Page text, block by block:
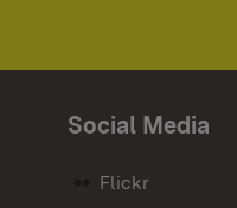
Social Media
Flickr